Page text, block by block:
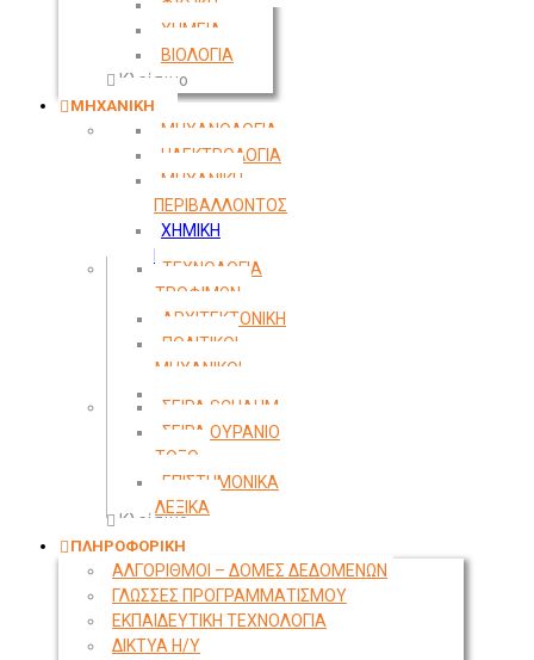
ΦΥΣΙΚΗ
ΧΗΜΕΙΑ
ΒΙΟΛΟΓΙΑ
Κλείσιμο
ΜΗΧΑΝΙΚΗ
ΜΗΧΑΝΟΛΟΓΙΑ
ΗΛΕΚΤΡΟΛΟΓΙΑ
ΜΗΧΑΝΙΚΗ
ΠΕΡΙΒΑΛΛΟΝΤΟΣ
ΧΗΜΙΚΗ
ΤΕΧΝΟΛΟΓΙΑ
ΤΡΟΦΙΜΩΝ
ΑΡΧΙΤΕΚΤΟΝΙΚΗ
ΠΟΛΙΤΙΚΟΙ
ΜΗΧΑΝΙΚΟΙ
ΣΕΙΡΑ SCHAUM
ΣΕΙΡΑ ΟΥΡΑΝΙΟ
ΤΟΞΟ
ΕΠΙΣΤΗΜΟΝΙΚΑ
ΛΕΞΙΚΑ
Κλείσιμο
ΠΛΗΡΟΦΟΡΙΚΗ
ΑΛΓΟΡΙΘΜΟΙ – ΔΟΜΕΣ ΔΕΔΟΜΕΝΩΝ
ΓΛΩΣΣΕΣ ΠΡΟΓΡΑΜΜΑΤΙΣΜΟΥ
ΕΚΠΑΙΔΕΥΤΙΚΗ ΤΕΧΝΟΛΟΓΙΑ
ΔΙΚΤΥΑ Η/Υ